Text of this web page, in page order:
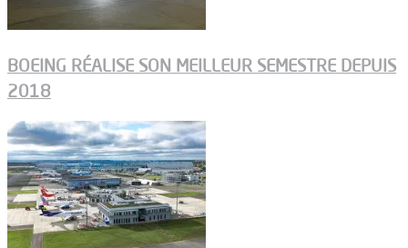
BOEING RÉALISE SON MEILLEUR SEMESTRE DEPUIS
2018